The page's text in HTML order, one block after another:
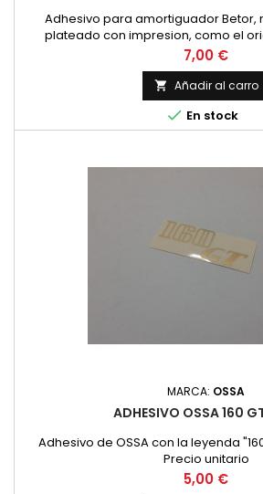
Adhesivo para amortiguador Betor,
plateado con impresion, como el
PAREJA
Precio
7,00 €
 Añadir al carro
 En stock
MARCA: OSSA
ADHESIVO OSSA 160
Adhesivo de OSSA con la leyenda
Precio unitario
Precio
5,00 €